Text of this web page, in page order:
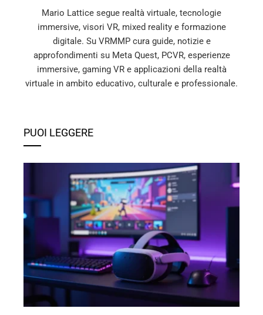
Mario Lattice segue realtà virtuale, tecnologie
immersive, visori VR, mixed reality e formazione
digitale. Su VRMMP cura guide, notizie e
approfondimenti su Meta Quest, PCVR, esperienze
immersive, gaming VR e applicazioni della realtà
virtuale in ambito educativo, culturale e professionale.
PUOI LEGGERE